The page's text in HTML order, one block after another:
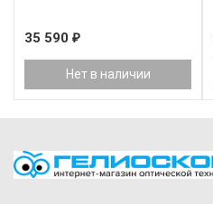
35 590 ₽
Нет в наличии